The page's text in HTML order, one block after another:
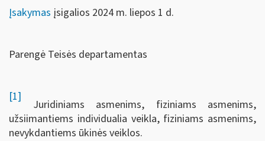
Įsakymas įsigalios 2024 m. liepos 1 d.
Parengė Teisės departamentas
[1]
Juridiniams asmenims, fiziniams asmenims,
užsiimantiems individualia veikla, fiziniams asmenims,
nevykdantiems ūkinės veiklos.